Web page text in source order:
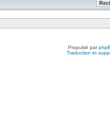
Propulsé par
Traduction et